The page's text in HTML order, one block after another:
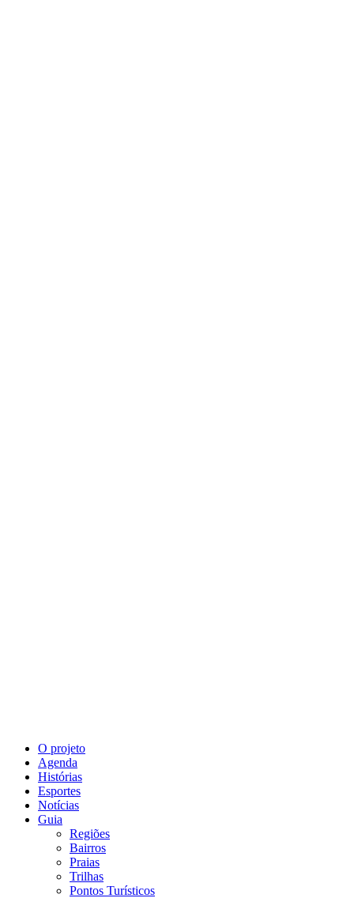
O projeto
Agenda
Histórias
Esportes
Notícias
Guia
Regiões
Bairros
Praias
Trilhas
Pontos Turísticos